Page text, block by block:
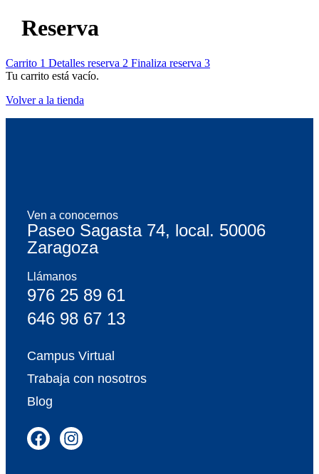
Reserva
Carrito 1 Detalles reserva 2 Finaliza reserva 3
Tu carrito está vacío.
Volver a la tienda
Ven a conocernos
Paseo Sagasta 74, local. 50006
Zaragoza
Llámanos
976 25 89 61
646 98 67 13
Campus Virtual
Trabaja con nosotros
Blog